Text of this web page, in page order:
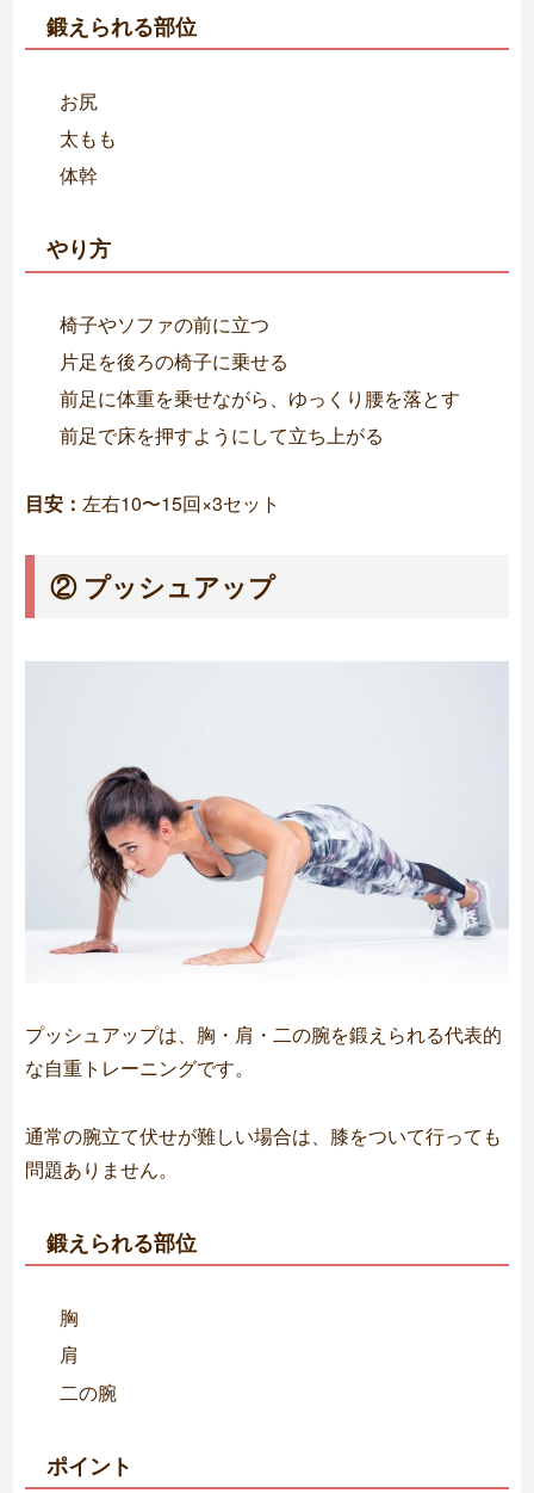
鍛えられる部位
お尻
太もも
体幹
やり方
椅子やソファの前に立つ
片足を後ろの椅子に乗せる
前足に体重を乗せながら、ゆっくり腰を落とす
前足で床を押すようにして立ち上がる
目安：左右10〜15回×3セット
② プッシュアップ
プッシュアップは、胸・肩・二の腕を鍛えられる代表的
な自重トレーニングです。
通常の腕立て伏せが難しい場合は、膝をついて行っても
問題ありません。
鍛えられる部位
胸
肩
二の腕
ポイント